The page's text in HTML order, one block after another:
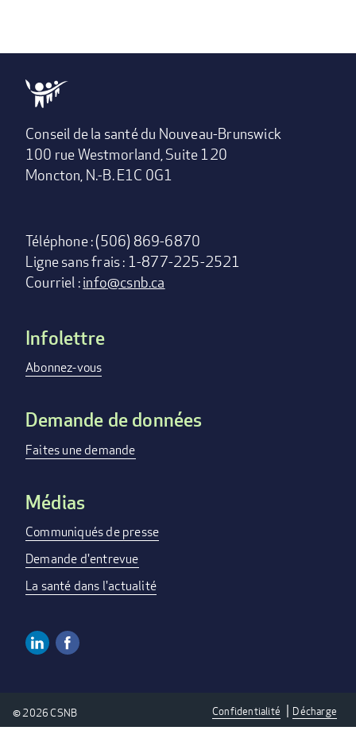
Conseil de la santé du Nouveau-Brunswick
100 rue Westmorland, Suite 120
Moncton, N.-B. E1C 0G1
Téléphone : (506) 869-6870
Ligne sans frais : 1-877-225-2521
Courriel :info@csnb.ca
Footer
menu
Infolettre
Abonnez-vous
Demande de données
Faites une demande
Médias
Communiqués de presse
Demande d'entrevue
La santé dans l'actualité
Media
Links
Linkedin
Confidentialité Décharge
© 2026 CSNB